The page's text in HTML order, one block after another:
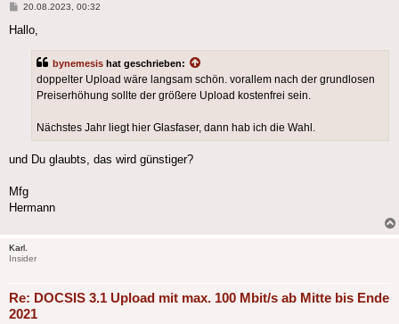
Beitrag
20.08.2023, 00:32
Hallo,
bynemesis hat geschrieben:
doppelter Upload wäre langsam schön. vorallem nach der grundlosen
Preiserhöhung sollte der größere Upload kostenfrei sein.
Nächstes Jahr liegt hier Glasfaser, dann hab ich die Wahl.
und Du glaubts, das wird günstiger?
Mfg
Hermann
Karl.
Insider
Re: DOCSIS 3.1 Upload mit max. 100 Mbit/s ab Mitte bis Ende
2021